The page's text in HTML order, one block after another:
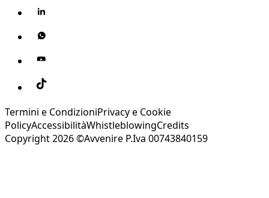
Termini e CondizioniPrivacy e Cookie
PolicyAccessibilitàWhistleblowingCredits
Copyright 2026 ©Avvenire P.Iva 00743840159